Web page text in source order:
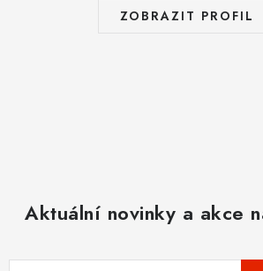
ZOBRAZIT PROFIL
Aktuální novinky a akce